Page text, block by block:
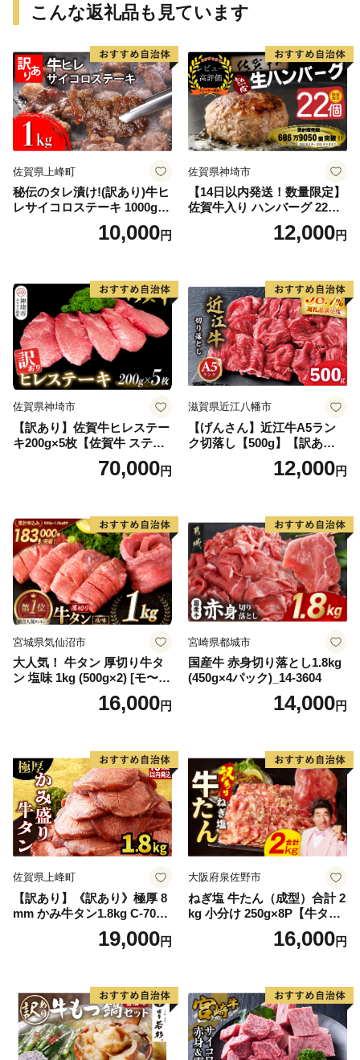
こんな返礼品も見ています
佐賀県上峰町
秘伝のタレ漬け!(訳あり)牛ヒ
レサイコロステーキ 1000g
10,000円
佐賀県神埼市
【14日以内発送！数量限定】
佐賀牛入り ハンバーグ 22個
2.6kg(120g×22個)【佐賀牛
黒毛和牛 ブランド牛 九州 ハ
気】(H083106)
12,000円
佐賀県神埼市
【訳あり】佐賀牛ヒレステー
キ200g×5枚【佐賀牛 ステー
キ ブランド肉 ヒレ肉 フィレ
肉 ジューシー ヘルシー】(H0
70,000円
滋賀県近江八幡市
【げんさん】近江牛A5ラン
ク切落し【500g】【訳あり】
12,000円
宮城県気仙沼市
大人気！ 牛タン 厚切り牛タ
ン 塩味 1kg (500g×2) [モ〜ラ
ンド 宮城県 気仙沼市 205646
60] 肉 牛肉 精肉 牛たん 牛タ
16,000円
宮崎県都城市
国産牛 赤身切り落とし1.8kg
(450g×4パック)_14-3604
14,000円
佐賀県上峰町
【訳あり】《訳あり》極厚 8
mm かみ牛タン1.8kg C-709-
19,000円
大阪府泉佐野市
ねぎ塩 牛たん（成型）合計 2
kg 小分け 250g×8P【牛タン
牛肉 焼肉用 薄切り 訳あり サ
16,000円